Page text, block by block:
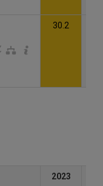
30.2
2023